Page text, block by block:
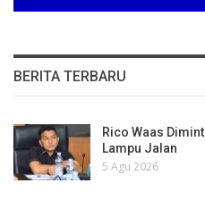
BERITA TERBARU
Rico Waas
Lampu Jalan
5 Agu 2026